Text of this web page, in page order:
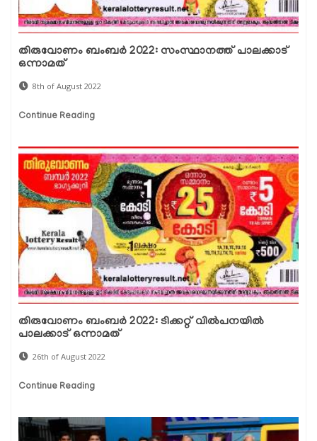
തിരുവോണം ബംബര്‍ 2022: സംസ്ഥാനത്ത് പാലക്കാട്
ഒന്നാമത്
8th of August 2022
Continue Reading
തിരുവോണം ബംബര്‍ 2022: ടിക്കറ്റ് വില്‍പനയില്‍
പാലക്കാട് ഒന്നാമത്
26th of August 2022
Continue Reading